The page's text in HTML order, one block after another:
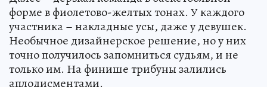
форме в фиолетово-желтых тонах. У каждого
участника – накладные усы, даже у девушек.
Необычное дизайнерское решение, но у них
точно получилось запомниться судьям, и не
только им. На финише трибуны залились
аплодисментами.